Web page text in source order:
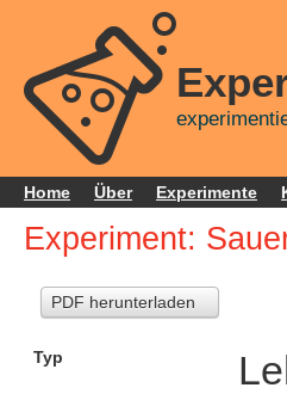
Home Über Experimente
Experiment:
PDF herunterladen
Typ